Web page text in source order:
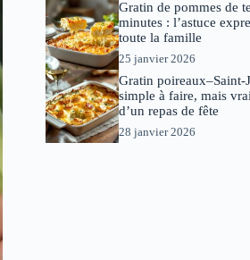
Gratin de pommes de
minutes : l’astuce
toute la famille
25 janvier 2026
Gratin poireaux–Saint-
simple à faire, mais
d’un repas de fête
28 janvier 2026